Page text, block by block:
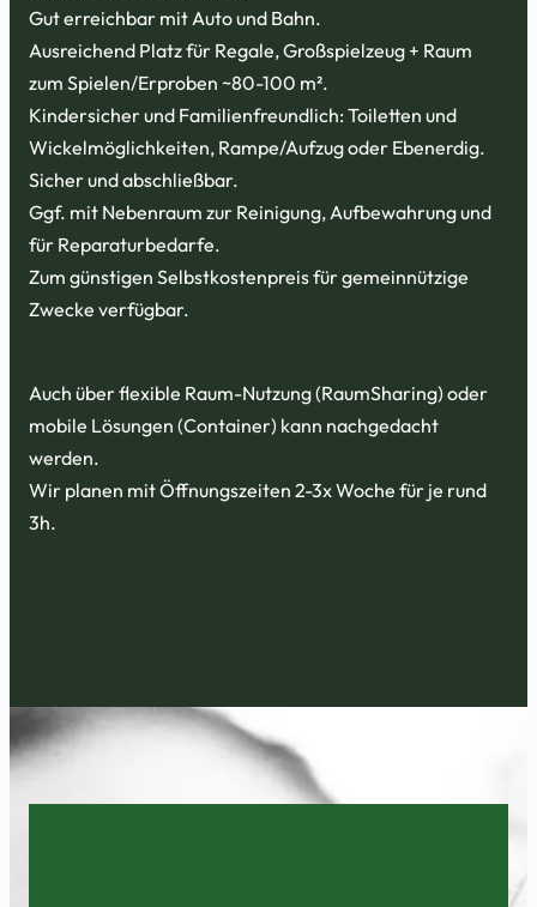
Gut erreichbar mit Auto und Bahn.
Ausreichend Platz für Regale, Großspielzeug + Raum
zum Spielen/Erproben ~80-100 m².
Kindersicher und Familienfreundlich: Toiletten und
Wickelmöglichkeiten, Rampe/Aufzug oder Ebenerdig.
Sicher und abschließbar.
Ggf. mit Nebenraum zur Reinigung, Aufbewahrung und
für Reparaturbedarfe.
Zum günstigen Selbstkostenpreis für gemeinnützige
Zwecke verfügbar.
Auch über flexible Raum-Nutzung (RaumSharing) oder
mobile Lösungen (Container) kann nachgedacht
werden.
Wir planen mit Öffnungszeiten 2-3x Woche für je rund
3h.